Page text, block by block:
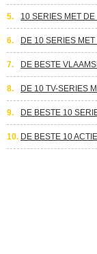
5. 10 SERIES MET
6. DE 10 SERIES
7. DE BESTE
8. DE 10 TV-SERIES
9. DE BESTE 10
10. DE BESTE 10